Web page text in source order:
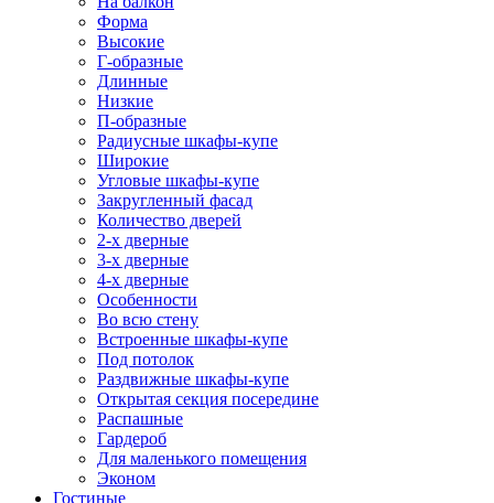
Форма
Высокие
Г-образные
Длинные
Низкие
П-образные
Радиусные шкафы-купе
Широкие
Угловые шкафы-купе
Закругленный фасад
Количество дверей
2-х дверные
3-х дверные
4-х дверные
Особенности
Во всю стену
Встроенные шкафы-купе
Под потолок
Раздвижные шкафы-купе
Открытая секция посередине
Распашные
Гардероб
Для маленького помещения
Эконом
Гостиные